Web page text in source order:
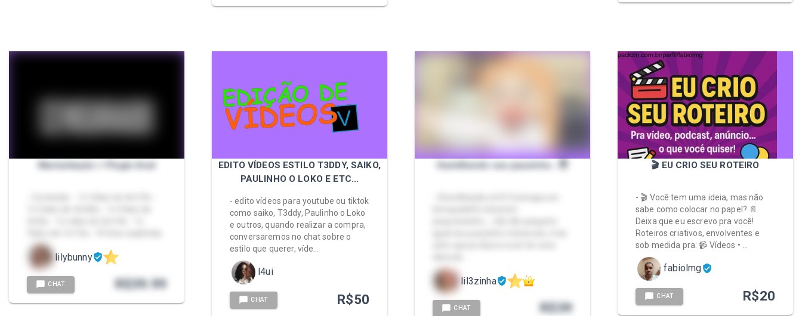
Masturbação + Plugin Anal
lilybunny
CHAT R$39.99
EDITO VÍDEOS ESTILO T3DDY, SAIKO,
PAULINHO O LOKO E ETC...
- edito vídeos para youtube ou tiktok
como saiko, T3ddy, Paulinho o Loko
e outros, quando realizar a compra,
conversaremos no chat sobre o
estilo que querer, víde…
l4ui
CHAT R$50
Humilhando seu pauzinho...😇
lil3zinha
CHAT R$39
🎬 EU CRIO SEU ROTEIRO
- 🎬 Você tem uma ideia, mas não
sabe como colocar no papel? 📄
Deixa que eu escrevo pra você!
Roteiros criativos, envolventes e
sob medida pra: 📹 Vídeos • …
fabiolmg
CHAT R$20